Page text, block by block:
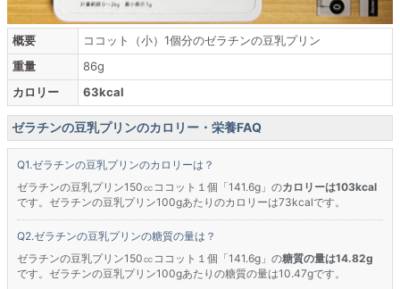
概要
ココット（小）1個分のゼラチンの豆乳プリン
重量
86g
カロリー
63kcal
ゼラチンの豆乳プリンのカロリー・栄養FAQ
ゼラチンの豆乳プリンのカロリーは？
ゼラチンの豆乳プリン150㏄ココット１個「141.6g」のカロリーは103kcal
です。ゼラチンの豆乳プリン100gあたりのカロリーは73kcalです。
ゼラチンの豆乳プリンの糖質の量は？
ゼラチンの豆乳プリン150㏄ココット１個「141.6g」の糖質の量は14.82g
です。ゼラチンの豆乳プリン100gあたりの糖質の量は10.47gです。